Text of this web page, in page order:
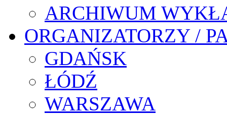
ARCHIWUM
ORGANIZATORZY /
GDAŃSK
ŁÓDŹ
WARSZAWA